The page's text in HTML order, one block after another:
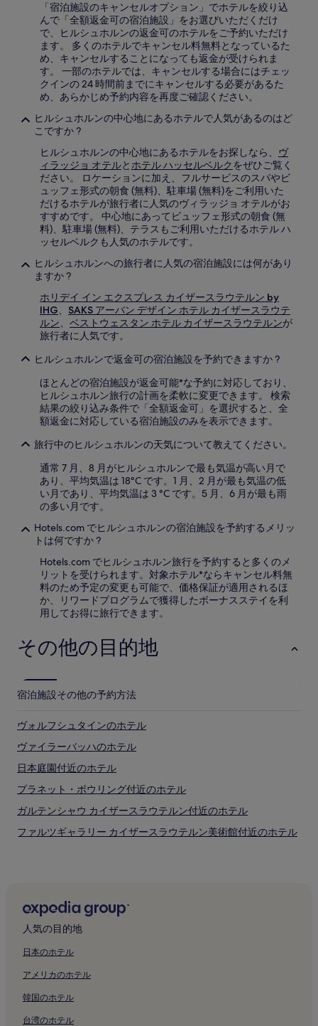
ま
す。
「宿泊施設のキャンセルオプション」でホテルを絞り込
んで「全額返金可の宿泊施設」をお選びいただくだけ
で、ヒルシュホルンの返金可のホテルをご予約いただけ
ます。 多くのホテルでキャンセル料無料となっているた
め、キャンセルすることになっても返金が受けられま
す。 一部のホテルでは、キャンセルする場合にはチェッ
クインの 24 時間前までにキャンセルする必要があるた
め、あらかじめ予約内容を再度ご確認ください。
ヒルシュホルンの中心地にあるホテルで人気があるのはど
こですか ?
ヒルシュホルンの中心地にあるホテルをお探しなら、 ヴ
ィラッジョ オテルとホテル ハッセルベルク をぜひご覧く
ださい。 ロケーションに加え、フルサービスのスパやビ
ュッフェ形式の朝食 (無料)、駐車場 (無料)をご利用いた
だけるホテルが旅行者に人気のヴィラッジョ オテルがお
すすめです。 中心地にあってビュッフェ形式の朝食 (無
料)、駐車場 (無料)、テラスもご利用いただけるホテル ハ
ッセルベルクも人気のホテルです。
ヒルシュホルンへの旅行者に人気の宿泊施設には何があり
ますか ?
ホリデイ イン エクスプレス カイザースラウテルン by
IHG、 SAKS アーバン デザイン ホテル カイザースラウテ
ルン、 ベストウェスタン ホテル カイザースラウテルンが
旅行者に人気です。
ヒルシュホルンで返金可の宿泊施設を予約できますか ?
ほとんどの宿泊施設が返金可能*な予約に対応しており、
ヒルシュホルン旅行の計画を柔軟に変更できます。 検索
結果の絞り込み条件で「全額返金可」を選択すると、全
額返金に対応している宿泊施設のみを表示できます。
旅行中のヒルシュホルンの天気について教えてください。
通常 7 月、8 月がヒルシュホルンで最も気温が高い月で
あり、平均気温は 18°C です。1 月、2 月が最も気温の低
い月であり、平均気温は 3 °C です。5 月、6 月が最も雨
の多い月です。
Hotels.com でヒルシュホルンの宿泊施設を予約するメリッ
トは何ですか ?
Hotels.com でヒルシュホルン旅行を予約すると多くのメ
リットを受けられます。対象ホテル*ならキャンセル料無
料のため予定の変更も可能で、価格保証が適用されるほ
か、リワードプログラムで獲得したボーナスステイを利
用してお得に旅行できます。
その他の目的地
宿泊施設その他の予約方法
ヴォルフシュタインのホテル
ヴァイラーバッハのホテル
日本庭園付近のホテル
プラネット・ボウリング付近のホテル
ガルテンシャウ カイザースラウテルン付近のホテル
ファルツギャラリー カイザースラウテルン美術館付近のホテル
ラムシュタイン空軍基地付近のホテル
ゼーレンのホテル
シュネッケンハウゼンのホテル
ヘファースヴァイラーのホテル
人気の目的地
日本のホテル
アメリカのホテル
韓国のホテル
台湾のホテル